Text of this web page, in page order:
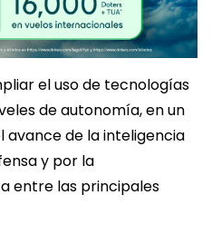
el uso de tecnologías
de autonomía, en un
de la inteligencia
y por la
entre las principales